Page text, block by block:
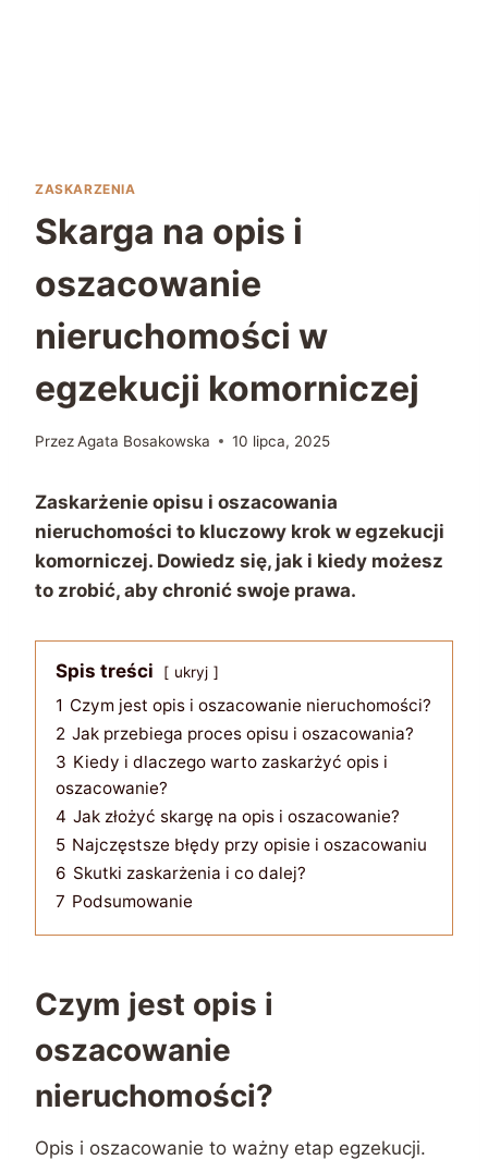
ZASKARZENIA
Skarga na opis i
oszacowanie
nieruchomości w
egzekucji komorniczej
PrzezAgata Bosakowska 10 lipca, 2025
Zaskarżenie opisu i oszacowania
nieruchomości to kluczowy krok w egzekucji
komorniczej. Dowiedz się, jak i kiedy możesz
to zrobić, aby chronić swoje prawa.
Spis treści ukryj
1 Czym jest opis i oszacowanie nieruchomości?
2 Jak przebiega proces opisu i oszacowania?
3 Kiedy i dlaczego warto zaskarżyć opis i
oszacowanie?
4 Jak złożyć skargę na opis i oszacowanie?
5 Najczęstsze błędy przy opisie i oszacowaniu
6 Skutki zaskarżenia i co dalej?
7 Podsumowanie
Czym jest opis i
oszacowanie
nieruchomości?
Opis i oszacowanie to ważny etap egzekucji.